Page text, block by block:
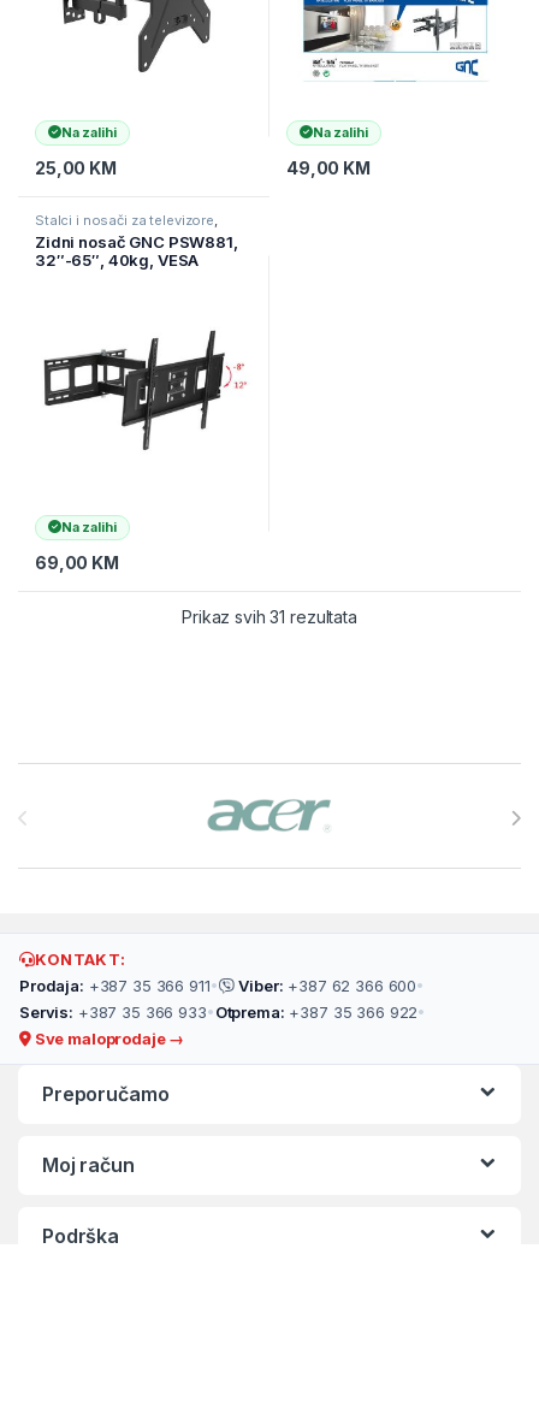
Na zalihi
25,00 KM
Na zalihi
49,00 KM
Stalci i nosači za televizore
Televizori i audio TV pribor i AV
kablovi
Zidni nosač GNC PSW881,
32″-65″, 40kg, VESA
Na zalihi
69,00 KM
Prikaz svih 31 rezultata
KONTAKT:
Prodaja: +387 35 366 911• Viber: +387 62 366 600•
Servis: +387 35 366 933• Otprema: +387 35 366 922•
Sve maloprodaje →
Preporučamo
Moj račun
Podrška